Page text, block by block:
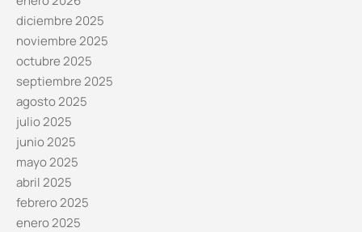
diciembre 2025
noviembre 2025
octubre 2025
septiembre 2025
agosto 2025
julio 2025
junio 2025
mayo 2025
abril 2025
febrero 2025
enero 2025